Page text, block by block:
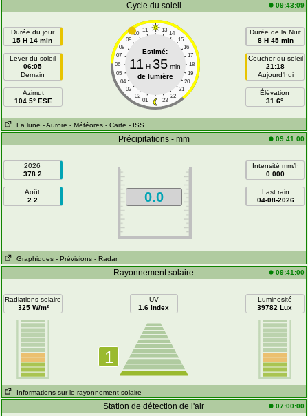
Cycle du soleil 09:43:09
Durée du jour
15 H 14 min
Lever du soleil
06:05
Demain
Azimut
104.5° ESE
11 13
10
14
09
15
08
16
07
17
06
18
05
19
04
20
03
21
02
22
01 23
Estimé:
11 H 35 min
de lumière
Durée de la Nuit
8 H 45 min
Coucher du soleil
21:18
Aujourd'hui
Élévation
31.6°
La lune - Aurore - Météores - Carte - ISS
Précipitations - mm 09:41:00
2026
378.2
Août
2.2
0.0
Intensité mm/h
0.000
Last rain
04-08-2026
Graphiques - Prévisions - Radar
Rayonnement solaire 09:41:00
Radiations solaire
325 W/m²
UV
1.6 Index
1
Luminosité
39782 Lux
Informations sur le rayonnement solaire
Station de détection de l'air 07:00:00